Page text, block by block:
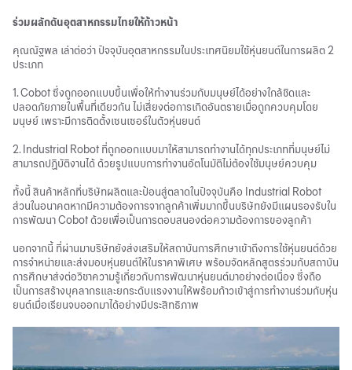
ร่วมผลักดันอุตสาหกรรมไทยให้ก้าวหน้า
คุณณัฐพล เล่าต่อว่า ปัจจุบันอุตสาหกรรมในประเทศนิยมใช้หุ่นยนต์ในการผลิต 2
ประเภท
1. Cobot ซึ่งถูกออกแบบขึ้นเพื่อให้ทำงานร่วมกับมนุษย์ได้อย่างใกล้ชิดและ
ปลอดภัยภายในพื้นที่เดียวกัน ไม่เสี่ยงต่อการเกิดอันตรายเมื่อถูกควบคุมโดย
มนุษย์ เพราะมีการติดตั้งเซนเซอร์ในตัวหุ่นยนต์
2. Industrial Robot ที่ถูกออกแบบมาให้สามารถทำงานได้ทุกประเภทที่มนุษย์ไม่
สามารถปฏิบัติงานได้ ด้วยรูปแบบการทำงานอัตโนมัติไม่ต้องใช้มนุษย์ควบคุม
ทั้งนี้ สินค้าหลักที่บริษัทผลิตและป้อนสู่ตลาดในปัจจุบันคือ Industrial Robot
ส่วนในอนาคตหากมีความต้องการจากลูกค้าเพิ่มมากขึ้นบริษัทยังมีแผนรองรับใน
การพัฒนา Cobot ด้วยเพื่อเป็นการตอบสนองต่อความต้องการของลูกค้า
นอกจากนี้ ที่ผ่านมาบริษัทยังส่งเสริมให้สถาบันการศึกษาเข้าถึงการใช้หุ่นยนต์ด้วย
การจำหน่ายและส่งมอบหุ่นยนต์ให้ในราคาพิเศษ พร้อมจัดหลักสูตรร่วมกับสถาบัน
การศึกษาส่งต่อวิชาความรู้เกี่ยวกับการพัฒนาหุ่นยนต์มาอย่างต่อเนื่อง ซึ่งถือ
เป็นการสร้างบุคลากรและยกระดับแรงงานให้พร้อมก้าวเข้าสู่การทำงานร่วมกับหุ่น
ยนต์เมื่อเรียนจบออกมาได้อย่างมีประสิทธิภาพ